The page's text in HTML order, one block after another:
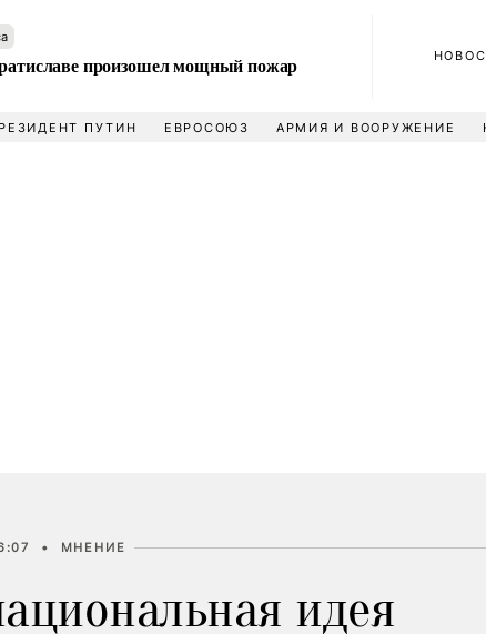
произошел мощный пожар
ПУТИН ЕВРОСОЮЗ АРМИЯ И ВООРУЖЕНИЕ
• МНЕНИЕ
идея